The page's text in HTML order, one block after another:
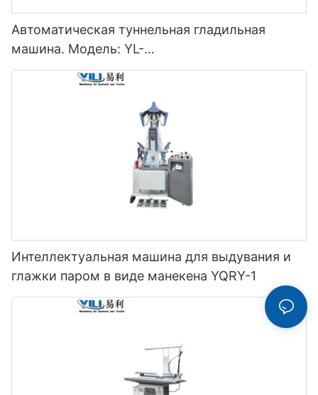
Автоматическая туннельная гладильная
машина. Модель: YL-
3000/5000/7000/9000/11000QSY
Интеллектуальная машина для выдувания и
глажки паром в виде манекена YQRY-1